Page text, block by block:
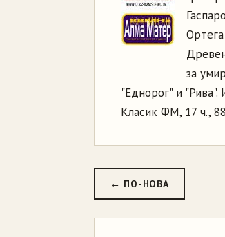
за
"Еднорог" и
Класик ФМ, 17 ч.,
← ПО-НОВА